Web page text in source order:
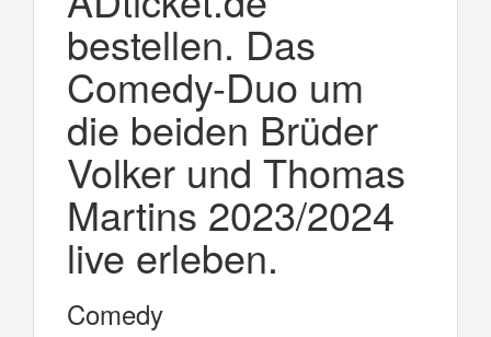
bestellen. Das
Comedy-Duo um
die beiden Brüder
Volker und Thomas
Martins 2023/2024
live erleben.
Comedy